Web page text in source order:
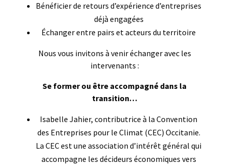
Bénéficier de retours d’expérience d’entreprises
déjà engagées
Échanger entre pairs et acteurs du territoire
Nous vous invitons à venir échanger avec les
intervenants :
Se former ou être accompagné dans la
transition…
Isabelle Jahier, contributrice à la Convention
des Entreprises pour le Climat (CEC) Occitanie.
La CEC est une association d’intérêt général qui
accompagne les décideurs économiques vers